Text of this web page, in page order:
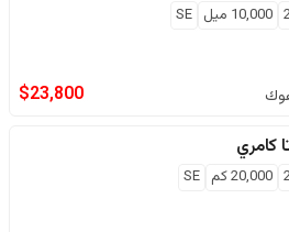
10,000 ميل SE
$23,800
كامري
20,000كم SE